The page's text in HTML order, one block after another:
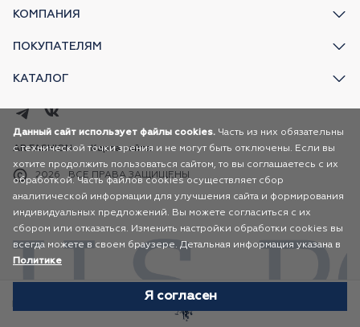
КОМПАНИЯ
ПОКУПАТЕЛЯМ
КАТАЛОГ
2026 ВСЕ ПРАВА ЗАЩИЩЕНЫ
AR FASHION Карта сайта
Данный сайт использует файлы cookies. Часть из них обязательны
с технической точки зрения и не могут быть отключены. Если вы
хотите продолжить пользоваться сайтом, то вы соглашаетесь с их
обработкой. Часть файлов cookies осуществляет сбор
аналитической информации для улучшения сайта и формирования
индивидуальных предложений. Вы можете согласиться с их
сбором или отказаться. Изменить настройки обработки cookies вы
всегда можете в своем браузере. Детальная информация указана в
Политике
Я согласен